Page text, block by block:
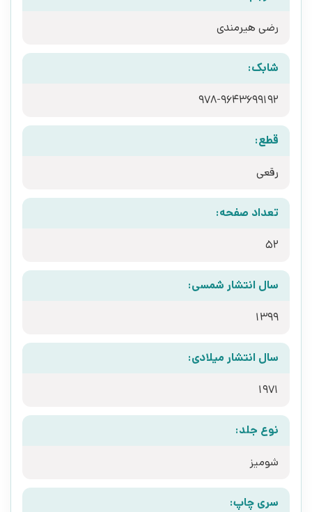
رضی هیرمندی
شابک:
978-9643699192
قطع:
رقعی
تعداد صفحه:
52
سال انتشار شمسی:
1399
سال انتشار میلادی:
1971
نوع جلد:
شومیز
سری چاپ: